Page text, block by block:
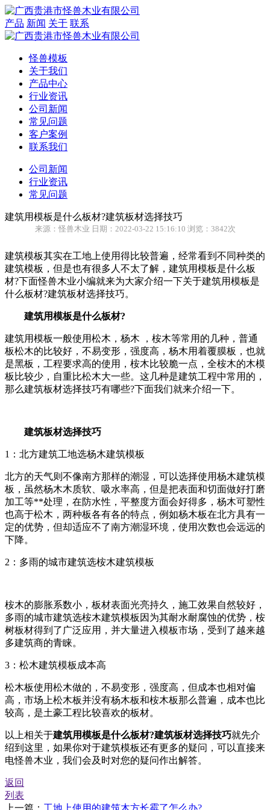
产品 新闻 关于 联系
怪兽模板
关于我们
产品中心
行业资讯
公司新闻
常见问题
客户案例
联系我们
公司新闻
行业资讯
常见问题
建筑用模板是什么板材?建筑板材选择技巧
来源：怪兽木业 日期：2022-03-22 15:16:10 浏览：3842次
建筑模板其实在工地上使用得比较普遍，经常看到不同种类的
建筑模板，但是也有很多人不太了解，建筑用模板是什么板
材?下面怪兽木业小编就来为大家介绍一下关于建筑用模板是
什么板材?建筑板材选择技巧。
建筑用模板是什么板材?
建筑用模板一般使用松木，杨木 ，桉木等常用的几种，普通
板松木的比较好，不易变形，强度高，杨木用着覆膜板，也就
是黑板，工程要求高的使用，桉木比较脆一点，全桉木的木模
板比较少，自重比松木大一些。这几种是建筑工程中常用的，
那么建筑板材选择技巧有哪些?下面我们就来介绍一下。
建筑板材选择技巧
1：北方建筑工地选杨木建筑模板
北方的天气则不像南方那样的潮湿，可以选择使用杨木建筑模
板，虽然杨木木质软、吸水率高，但是把表面和切面做好打磨
加工等**处理，在防水性，平整度方面会好得多，杨木可塑性
也高于松木，两种板各有各的特点，例如杨木板在北方具有一
定的优势，但却适应不了南方潮湿环境，使用次数也会远远的
下降。
2：多雨的城市建筑选桉木建筑模板
桉木的膨胀系数小，板材表面光亮持久，施工效果自然较好，
多雨的城市建筑选桉木建筑模板因为其耐水耐腐蚀的优势，桉
树板材得到了广泛应用，并大量进入模板市场，受到了越来越
多建筑商的青睐。
3：松木建筑模板成本高
松木板使用松木做的，不易变形，强度高，但成本也相对偏
高，市场上松木板并没有杨木板和桉木板那么普遍，成本也比
较高，是土豪工程比较喜欢的板材。
以上相关于建筑用模板是什么板材?建筑板材选择技巧就先介
绍到这里，如果你对于建筑模板还有更多的疑问，可以直接来
电怪兽木业，我们会及时对您的疑问作出解答。
返回
列表
上一篇： 工地上使用的建筑木方长霉了怎么办?